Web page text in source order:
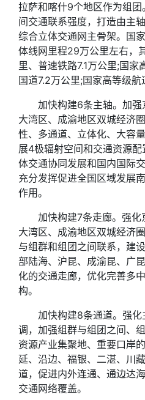
拉萨和喀什9个地区作为组
间交通联系强度，打造由主
综合立体交通网主骨架。国
体线网里程29万公里左右，
里、普速铁路7.1万公里;国家
国道7.2万公里;国家高等级航
加快构建6条主轴。加强
大湾区、成渝地区双城经济
性、多通道、立体化、大容
展4极辐射空间和交通资源
体交通协同发展和国内国际
充分发挥促进全国区域发展
作用。
加快构建7条走廊。强化
大湾区、成渝地区双城经济
与组群和组团之间联系，建
部陆海、沪昆、成渝昆、广
化的交通走廊，优化完善多
构。
加快构建8条通道。强化
调，加强组群与组团之间、
资源产业集聚地、重要口岸
延、沿边、福银、二湛、川
道，促进内外连通、通边达
交通网络覆盖。